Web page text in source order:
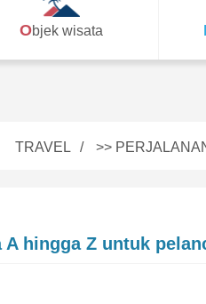
Objek wisata
TRAVEL >>
A hingga Z untuk